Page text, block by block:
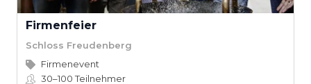
Firmenfeier
Schloss Freudenberg
Firmenevent
30–100Teilnehmer